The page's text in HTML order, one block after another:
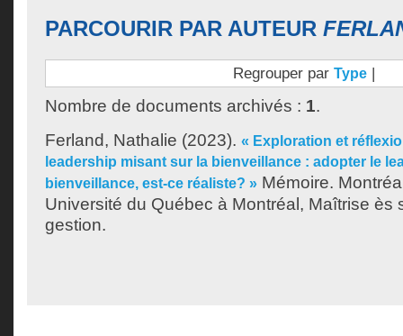
PARCOURIR PAR AUTEUR
Regrouper par Type |
Nombre de documents archivés : 1.
Ferland, Nathalie (2023). « Exploration et
leadership misant sur la bienveillance : adopter le
bienveillance, est-ce réaliste? » Mémoire.
Université du Québec à Montréal, Maîtrise ès
gestion.